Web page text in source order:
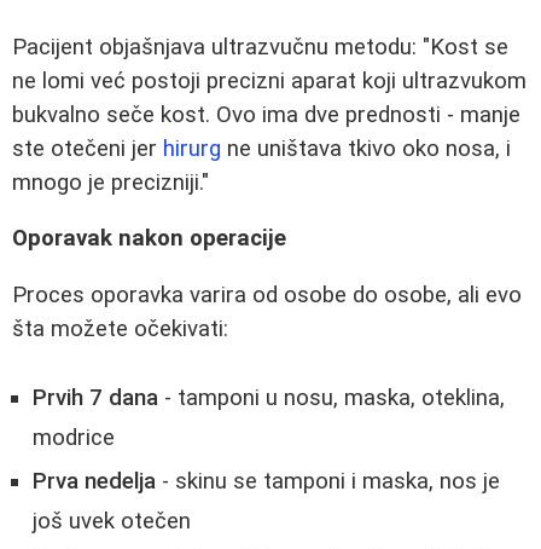
Pacijent objašnjava ultrazvučnu metodu: "Kost se
ne lomi već postoji precizni aparat koji ultrazvukom
bukvalno seče kost. Ovo ima dve prednosti - manje
ste otečeni jer hirurg ne uništava tkivo oko nosa, i
mnogo je precizniji."
Oporavak nakon operacije
Proces oporavka varira od osobe do osobe, ali evo
šta možete očekivati:
Prvih 7 dana - tamponi u nosu, maska, oteklina,
modrice
Prva nedelja - skinu se tamponi i maska, nos je
još uvek otečen